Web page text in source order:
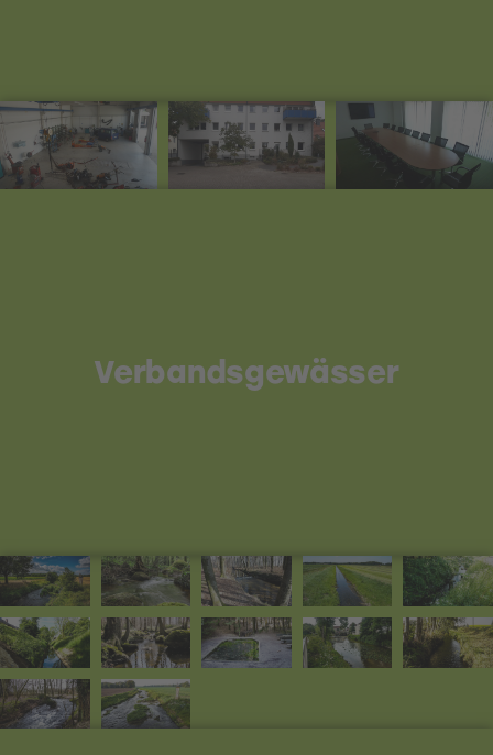
Verbandsgewässer